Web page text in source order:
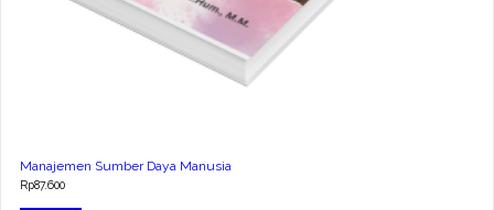
Manajemen Sumber Daya Manusia
Rp87.600